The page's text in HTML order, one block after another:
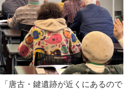
唐古・鍵遺跡が近くにあるので